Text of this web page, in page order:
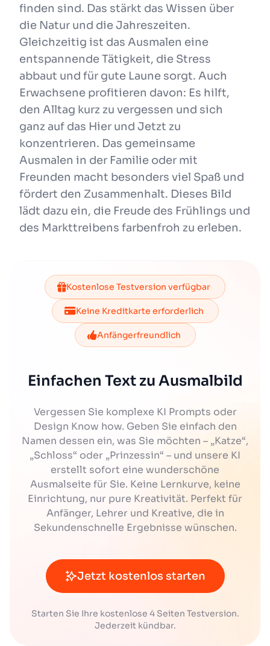
finden sind. Das stärkt das Wissen über
die Natur und die Jahreszeiten.
Gleichzeitig ist das Ausmalen eine
entspannende Tätigkeit, die Stress
abbaut und für gute Laune sorgt. Auch
Erwachsene profitieren davon: Es hilft,
den Alltag kurz zu vergessen und sich
ganz auf das Hier und Jetzt zu
konzentrieren. Das gemeinsame
Ausmalen in der Familie oder mit
Freunden macht besonders viel Spaß und
fördert den Zusammenhalt. Dieses Bild
lädt dazu ein, die Freude des Frühlings und
des Markttreibens farbenfroh zu erleben.
Kostenlose Testversion verfügbar
Keine Kreditkarte erforderlich
Anfängerfreundlich
Einfachen Text zu Ausmalbild
Vergessen Sie komplexe KI Prompts oder
Design Know how. Geben Sie einfach den
Namen dessen ein, was Sie möchten – „Katze“,
„Schloss“ oder „Prinzessin“ – und unsere KI
erstellt sofort eine wunderschöne
Ausmalseite für Sie. Keine Lernkurve, keine
Einrichtung, nur pure Kreativität. Perfekt für
Anfänger, Lehrer und Kreative, die in
Sekundenschnelle Ergebnisse wünschen.
Jetzt kostenlos starten
Starten Sie Ihre kostenlose 4 Seiten Testversion.
Jederzeit kündbar.